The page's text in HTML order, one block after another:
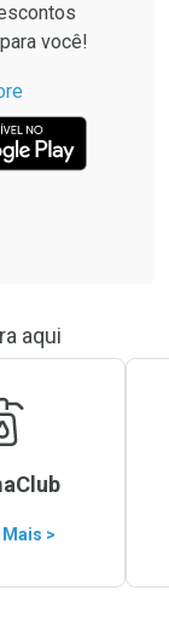
você!
aqui
>